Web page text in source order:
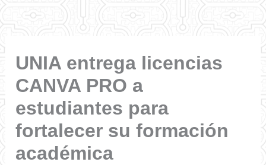
UNIA entrega licencias
CANVA PRO a
estudiantes para
fortalecer su formación
académica